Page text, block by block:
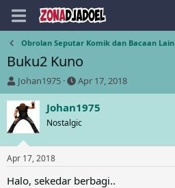
Obrolan Seputar Komik dan Bacaan Lain
Buku2 Kuno
T
h
r
e
d
s
t
a
Johan1975
S
t
a
t
t
e
Apr 17, 2018
Johan1975
Nostalgic
Apr 17, 2018
Halo, sekedar berbagi..